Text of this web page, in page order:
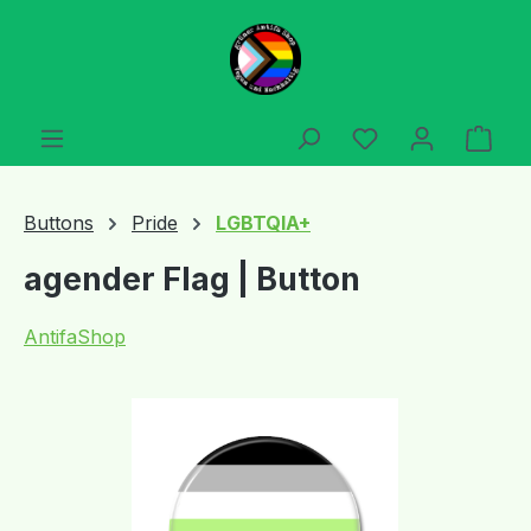
Zum Hauptinhalt springen
Du hast 0
Buttons Pride LGBTQIA+
agender Flag | Button
AntifaShop